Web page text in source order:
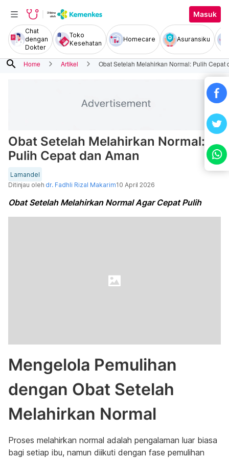
Masuk
Chat
dengan
Dokter
Toko
Kesehatan
Homecare Asuransiku
search Home Artikel Obat Setelah Melahirkan Normal: Pulih Cepat
Obat Setelah Melahirkan Normal:
Pulih Cepat dan Aman
Lamandel
Ditinjau oleh dr. Fadhli Rizal Makarim10 April 2026
Obat Setelah Melahirkan Normal Agar Cepat Pulih
Mengelola Pemulihan
dengan Obat Setelah
Melahirkan Normal
Proses melahirkan normal adalah pengalaman luar biasa
bagi setiap ibu, namun diikuti dengan fase pemulihan